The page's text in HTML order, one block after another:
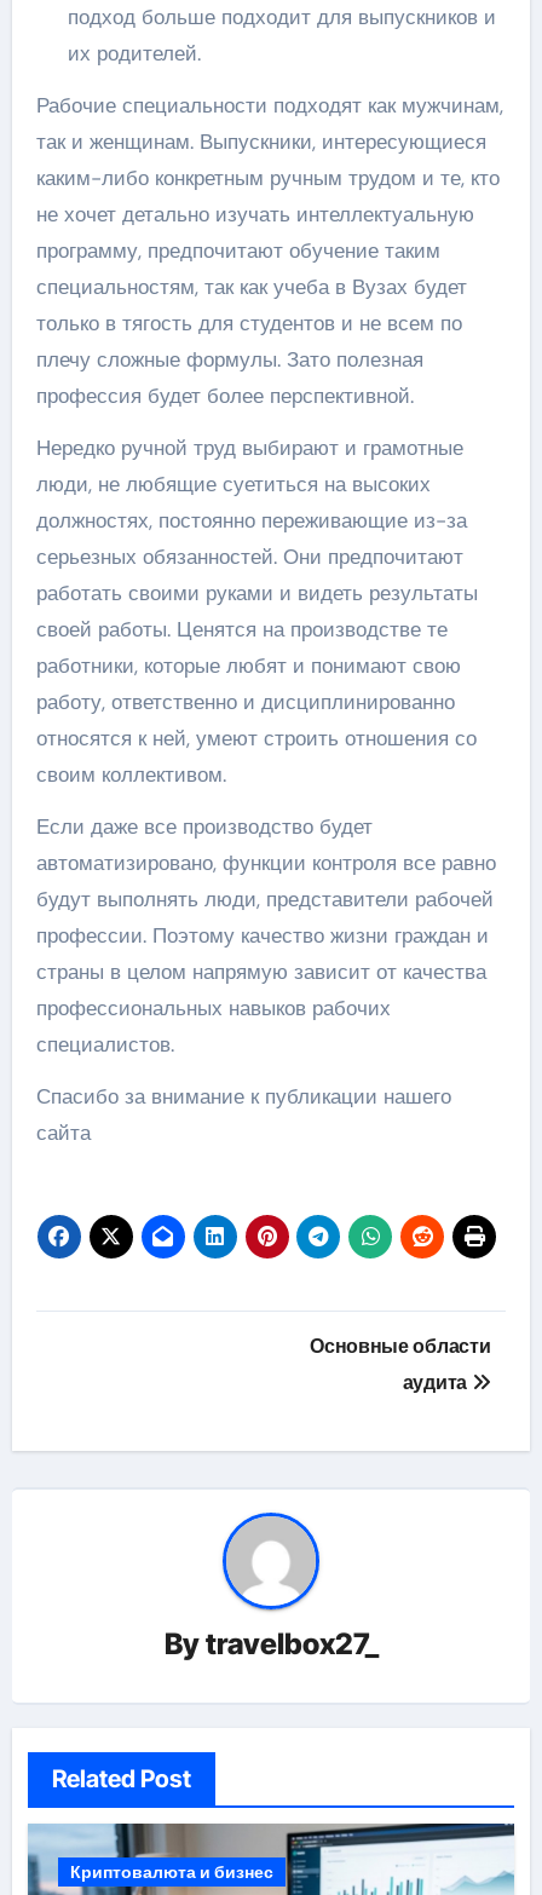
подход больше подходит для выпускников и
их родителей.
Рабочие специальности подходят как мужчинам,
так и женщинам. Выпускники, интересующиеся
каким-либо конкретным ручным трудом и те, кто
не хочет детально изучать интеллектуальную
программу, предпочитают обучение таким
специальностям, так как учеба в Вузах будет
только в тягость для студентов и не всем по
плечу сложные формулы. Зато полезная
профессия будет более перспективной.
Нередко ручной труд выбирают и грамотные
люди, не любящие суетиться на высоких
должностях, постоянно переживающие из-за
серьезных обязанностей. Они предпочитают
работать своими руками и видеть результаты
своей работы. Ценятся на производстве те
работники, которые любят и понимают свою
работу, ответственно и дисциплинированно
относятся к ней, умеют строить отношения со
своим коллективом.
Если даже все производство будет
автоматизировано, функции контроля все равно
будут выполнять люди, представители рабочей
профессии. Поэтому качество жизни граждан и
страны в целом напрямую зависит от качества
профессиональных навыков рабочих
специалистов.
Спасибо за внимание к публикации нашего
сайта
Основные области
аудита
Bytravelbox27_
Related Post
Криптовалюта и бизнес